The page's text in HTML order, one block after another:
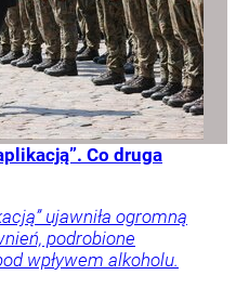
Co druga
ujawniła ogromną
podrobione
wpływem alkoholu.